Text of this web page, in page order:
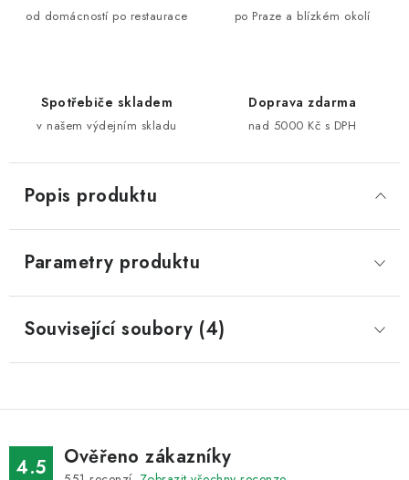
od domácností po restaurace po Praze a blízkém okolí
Spotřebiče skladem
v našem výdejním skladu
Doprava zdarma
nad 5000 Kč s DPH
Popis produktu
Parametry produktu
Související soubory (4)
4.5 Ověřeno zákazníky